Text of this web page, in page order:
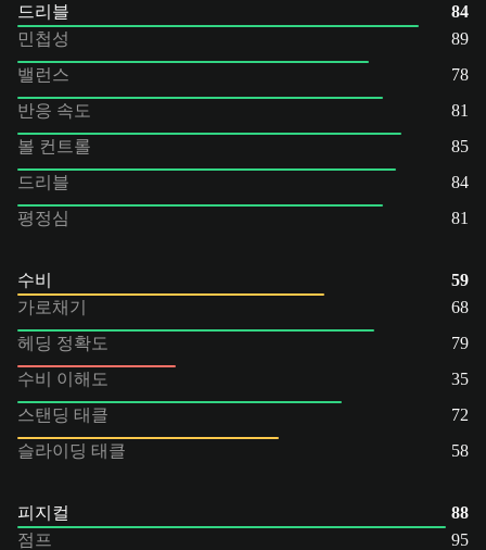
드리블
84
민첩성
89
밸런스
78
반응 속도
81
볼 컨트롤
85
드리블
84
평정심
81
수비
59
가로채기
68
헤딩 정확도
79
수비 이해도
35
스탠딩 태클
72
슬라이딩 태클
58
피지컬
88
점프
95